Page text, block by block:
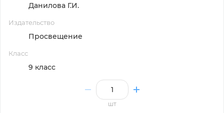
Данилова Г.И.
Издательство
Просвещение
Класс
9 класс
шт